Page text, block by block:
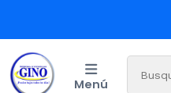
Menú